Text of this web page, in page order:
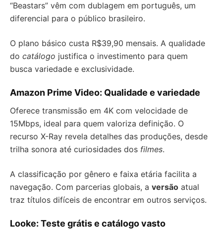
“Beastars” vêm com dublagem em português, um
diferencial para o público brasileiro.
O plano básico custa R$39,90 mensais. A qualidade
do catálogo justifica o investimento para quem
busca variedade e exclusividade.
Amazon Prime Video: Qualidade e variedade
Oferece transmissão em 4K com velocidade de
15Mbps, ideal para quem valoriza definição. O
recurso X-Ray revela detalhes das produções, desde
trilha sonora até curiosidades dos filmes.
A classificação por gênero e faixa etária facilita a
navegação. Com parcerias globais, a versão atual
traz títulos difíceis de encontrar em outros serviços.
Looke: Teste grátis e catálogo vasto